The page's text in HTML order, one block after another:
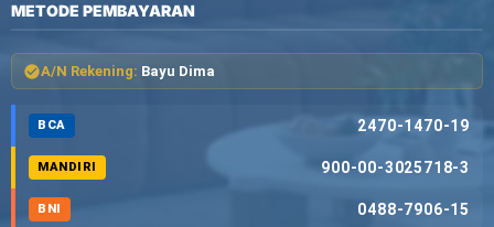
METODE PEMBAYARAN
A/N Rekening: Bayu Dima
BCA 2470-1470-19
MANDIRI 900-00-3025718-3
BNI 0488-7906-15